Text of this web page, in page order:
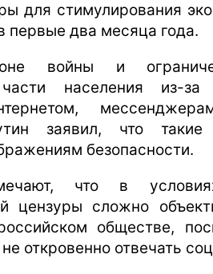
для стимулирования
первые два месяца года.
войны и
части населения из-
заявил, что такие
безопасности.
что в
цензуры сложно
обществе,
откровенно отвечать